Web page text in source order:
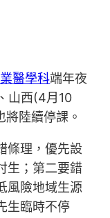
醫學科端年夜
山西(4月10
陸續停課。
條理，優先設
生；第二要錯
風險地域生源
生臨時不停